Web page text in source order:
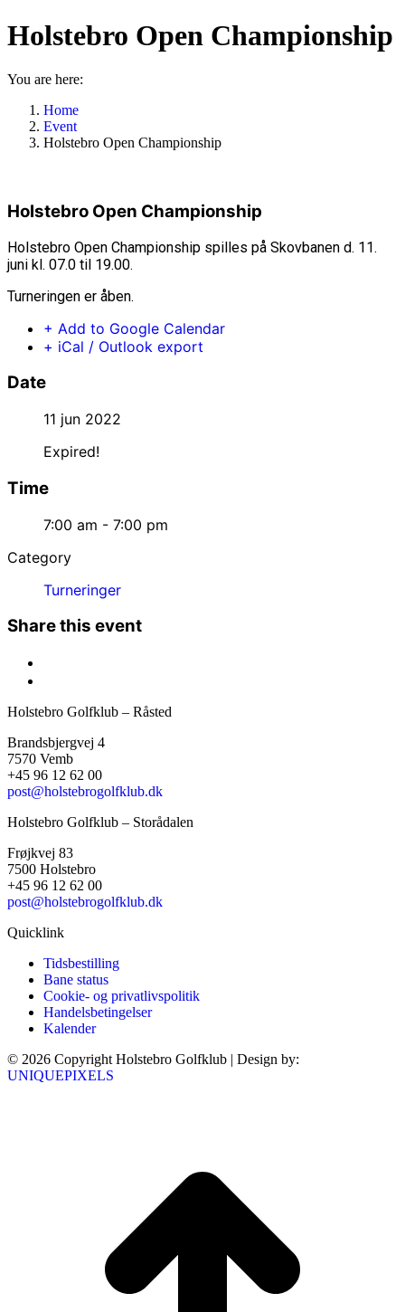
Holstebro Open Championship
You are here:
Home
Event
Holstebro Open Championship
Holstebro Open Championship
Holstebro Open Championship spilles på Skovbanen d. 11.
juni kl. 07.0 til 19.00.
Turneringen er åben.
+ Add to Google Calendar
+ iCal / Outlook export
Date
11 jun 2022
Expired!
Time
7:00 am - 7:00 pm
Category
Turneringer
Share this event
Holstebro Golfklub – Råsted
Brandsbjergvej 4
7570 Vemb
+45 96 12 62 00
post@holstebrogolfklub.dk
Holstebro Golfklub – Storådalen
Frøjkvej 83
7500 Holstebro
+45 96 12 62 00
post@holstebrogolfklub.dk
Quicklink
Tidsbestilling
Bane status
Cookie- og privatlivspolitik
Handelsbetingelser
Kalender
© 2026 Copyright Holstebro Golfklub | Design by:
UNIQUEPIXELS